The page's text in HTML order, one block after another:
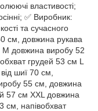
властивості;
✅ Виробник:
та сучасного
см, довжина рукава
М довжина виробу 52
грудей 53 см L
шиї 70 см,
55 см, довжина
57 см XXL довжина
см, напівобхват